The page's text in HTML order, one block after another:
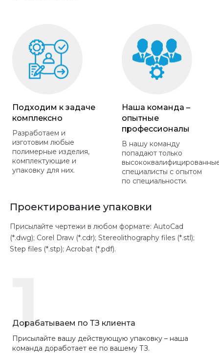
Подходим к задаче
комплексно
Разработаем и
изготовим любые
полимерные изделия,
комплектующие и
упаковку для них.
Наша команда –
опытные
профессионалы
В нашу команду
попадают только
специалисты с опытом
по специальности.
Проектирование упаковки
Присылайте чертежи в любом формате: AutoCad
(*.dwg); Corel Draw (*.cdr); Stereolithography files (*.stl);
Step files (*.stp); Acrobat (*.pdf).
1
Дорабатываем по ТЗ клиента
Присылайте вашу действующую упаковку – наша
команда доработает ее по вашему ТЗ.